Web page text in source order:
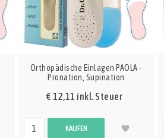
Orthopädische Einlagen PAOLA -
Pronation, Supination
€ 12,11 inkl. Steuer
KAUFEN